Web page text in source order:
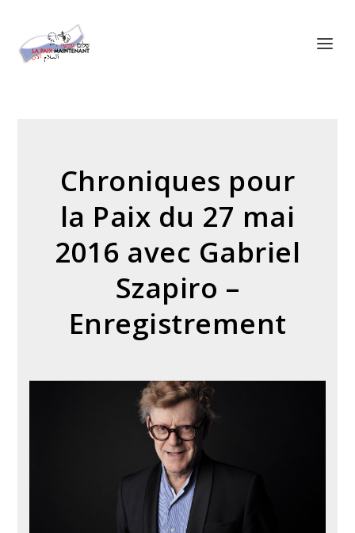
Chroniques pour
la Paix du 27 mai
2016 avec Gabriel
Szapiro –
Enregistrement